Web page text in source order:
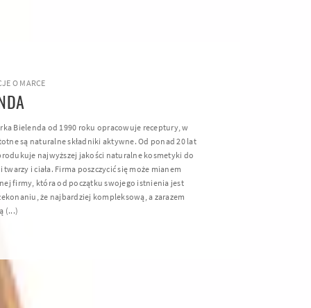
O MARCE
Bielenda od 1990 roku opracowuje receptury, w
są naturalne składniki aktywne. Od ponad 20 lat
najwyższej jakości naturalne kosmetyki do
twarzy i ciała. Firma poszczycić się może mianem
firmy, która od początku swojego istnienia jest
że najbardziej kompleksową, a zarazem
(...)